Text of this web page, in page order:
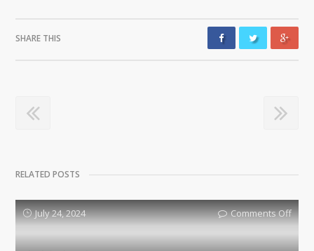
SHARE THIS
RELATED POSTS
July 24, 2024 Comments Offon
jack